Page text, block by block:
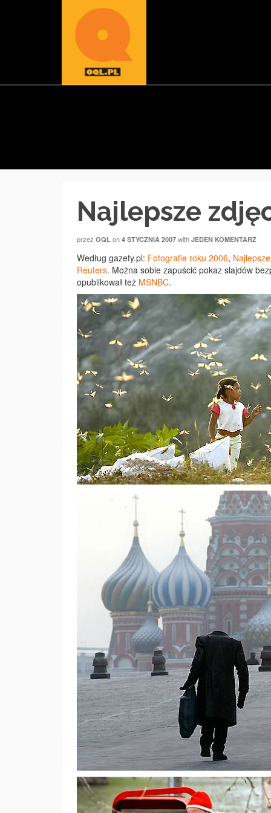
Najlepsze
przez OQL on 4 STYCZNIA 2007 with JEDEN KOMENTARZ
Według gazety.pl: Fotografie roku 2006,
Reuters. Można sobie zapuścić pokaz slajdów
opublikował też MSNBC.